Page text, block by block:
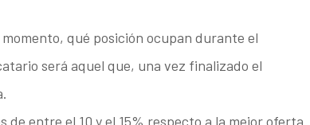
qué posición ocupan durante el
será aquel que, una vez finalizado el
entre el 10 y el 15% respecto a la mejor oferta